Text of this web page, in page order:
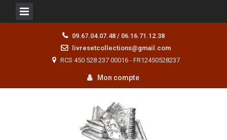
09.67.04.07.48 / 06.16.71.12.38
livresetcollections@gmail.com
RCS 450 528 237 00016 - FR12450528237
Mon compte